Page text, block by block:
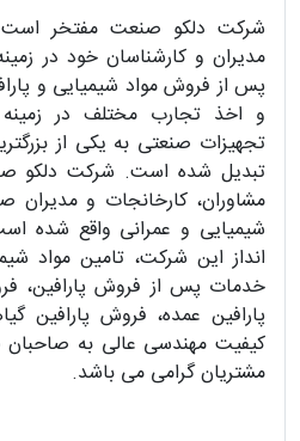
شرکت دلکو صنعت مفتخر
مدیران و کارشناسان خود در
پس از فروش مواد شیمیایی و
و اخذ تجارب مختلف در
تجهیزات صنعتی به یکی از
تبدیل شده است. شرکت دلکو
مشاوران، کارخانجات و مدیران
شیمیایی و عمرانی واقع شده
انداز این شرکت، تامین مواد
خدمات پس از فروش پارافین،
پارافین عمده، فروش پارافین
کیفیت مهندسی عالی به
مشتریان گرامی می‌ باشد.